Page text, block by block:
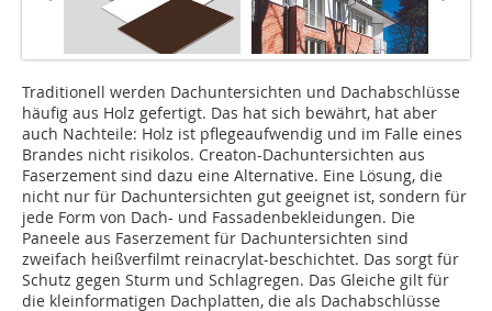
Traditionell werden Dachuntersichten und Dachabschlüsse
häufig aus Holz gefertigt. Das hat sich bewährt, hat aber
auch Nachteile: Holz ist pflegeaufwendig und im Falle eines
Brandes nicht risikolos. Creaton-Dachuntersichten aus
Faserzement sind dazu eine Alternative. Eine Lösung, die
nicht nur für Dachuntersichten gut geeignet ist, sondern für
jede Form von Dach- und Fassadenbekleidungen. Die
Paneele aus Faserzement für Dachuntersichten sind
zweifach heißverfilmt reinacrylat-beschichtet. Das sorgt für
Schutz gegen Sturm und Schlagregen. Das Gleiche gilt für
die kleinformatigen Dachplatten, die als Dachabschlüsse